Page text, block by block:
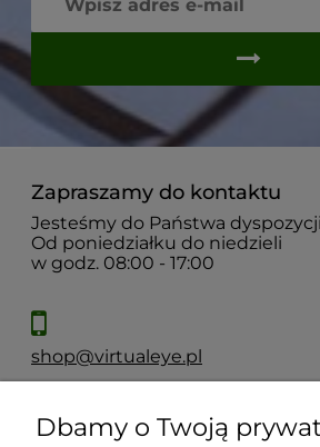
Zapraszamy do kontaktu
Jesteśmy do Państwa
Od poniedziałku do niedzieli
w godz. 08:00 - 17:00
shop@virtualeye.pl
Moje konto
Dbamy o Twoją